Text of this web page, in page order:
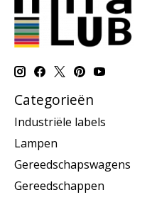
Categorieën
Industriële labels
Lampen
Gereedschapswagens
Gereedschappen